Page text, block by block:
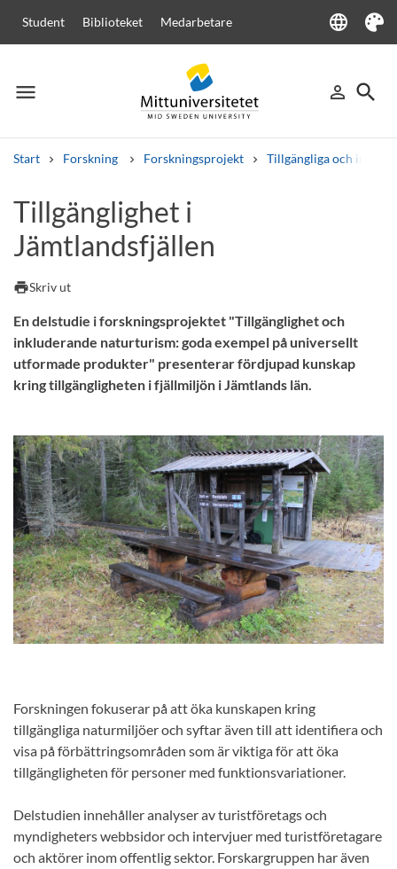
Student Biblioteket Medarbetare language
Language
Tema
menu
Meny person_outline
Logga in
search
Sök
Start Forskning Forskningsprojekt Tillgängliga och
Andra söktjänster
Kurser och programKursplaner
Tillgänglighet i
Jämtlandsfjällen
printSkriv ut
En delstudie i forskningsprojektet "Tillgänglighet och
inkluderande naturturism: goda exempel på universellt
utformade produkter" presenterar fördjupad kunskap
kring tillgängligheten i fjällmiljön i Jämtlands län.
Forskningen fokuserar på att öka kunskapen kring
tillgängliga naturmiljöer och syftar även till att identifiera och
visa på förbättringsområden som är viktiga för att öka
tillgängligheten för personer med funktionsvariationer.
Delstudien innehåller analyser av turistföretags och
myndigheters webbsidor och intervjuer med turistföretagare
och aktörer inom offentlig sektor. Forskargruppen har även